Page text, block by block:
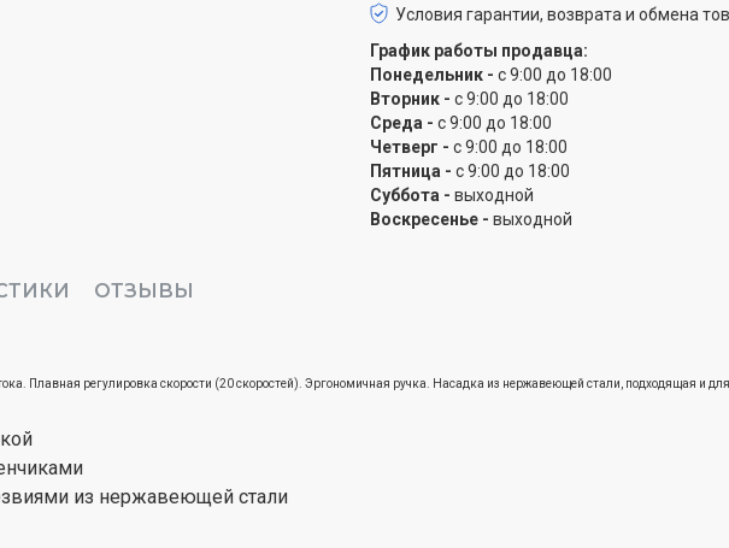
Условия гарантии, возврата и обмена
График работы продавца:
Понедельник - с 9:00 до 18:00
Вторник - с 9:00 до 18:00
Среда - с 9:00 до 18:00
Четверг - с 9:00 до 18:00
Пятница - с 9:00 до 18:00
Суббота - выходной
Воскресенье - выходной
ОТЗЫВЫ
Плавная регулировка скорости (20 скоростей). Эргономичная ручка. Насадка из нержавеющей стали, подходящая и
из нержавеющей стали